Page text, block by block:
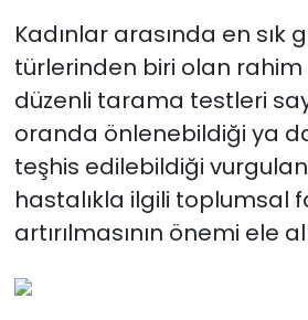
Kadınlar arasında en sık
türlerinden biri olan rahim
düzenli tarama testleri
oranda önlenebildiği ya
teşhis edilebildiği
hastalıkla ilgili toplumsal
artırılmasının önemi ele